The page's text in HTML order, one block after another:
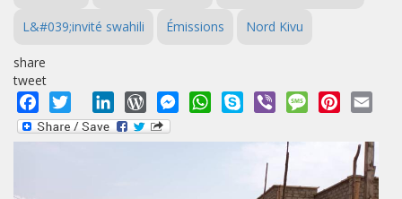
L&#039;invité swahili Émissions Nord Kivu
share
tweet
Facebook
Twitter LinkedInWordPressMessengerWhatsApp
Skype Viber MessagePinterest